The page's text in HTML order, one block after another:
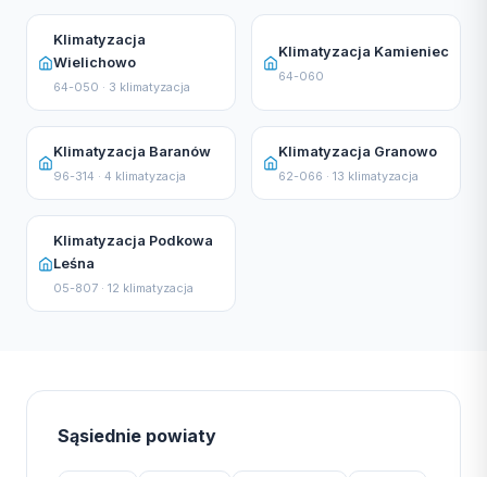
Klimatyzacja
Wielichowo
64-050 · 3 klimatyzacja
Klimatyzacja Kamieniec
64-060
Klimatyzacja Baranów
96-314 · 4 klimatyzacja
Klimatyzacja Granowo
62-066 · 13 klimatyzacja
Klimatyzacja Podkowa
Leśna
05-807 · 12 klimatyzacja
Sąsiednie powiaty